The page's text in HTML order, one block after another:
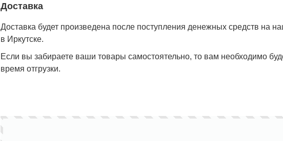
Доставка
Доставка будет произведена после поступления денежных средств на
в Иркутске.
Если вы забираете ваши товары самостоятельно, то вам необходимо
время отгрузки.